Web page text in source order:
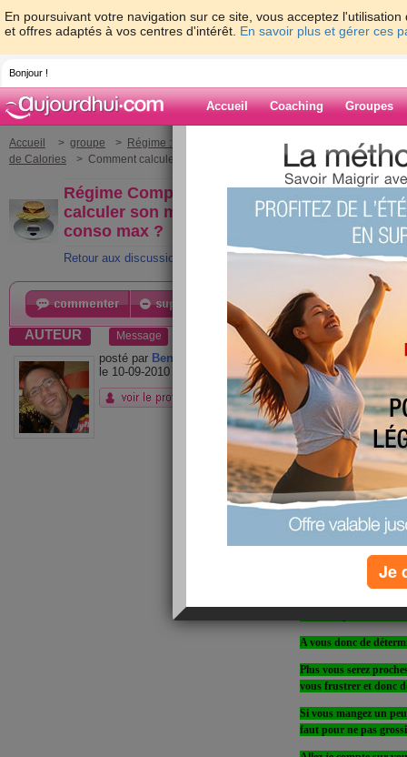
En poursuivant votre navigation sur ce site, vous acceptez
et offres adaptés à vos centres d'intérêt. En savoir plus et gérer ces
Bonjour !
Accueil Coaching Groupes
Accueil > groupe > Régime : maigrir et perdre du poids
Régime
de Calories
> Comment calculer son métabolisme de base et sa conso max ?
Régime Compteur de Calories › Comment
calculer son métabolisme de base et sa
conso max ?
Retour aux discussions
AUTEUR Message
posté par BenoitNeuville
le 10-09-2010 à 09:34
conso
Avec le petit défi qui
CALCULER SON
Sur la première page
Le métabolisme de
Puis vous cliquez sur
quotidienne moyenne.
Va s'afficher ensuite
conso max (CM)
A vous donc de
Plus vous serez
vous frustrer et donc
Si vous mangez un
faut pour ne pas
Je